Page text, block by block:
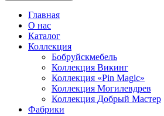
Главная
О нас
Каталог
Коллекция
Бобруйскмебель
Коллекция Викинг
Коллекция «Pin Magic»
Коллекция Могилевдрев
Коллекция Добрый Мастер
Фабрики